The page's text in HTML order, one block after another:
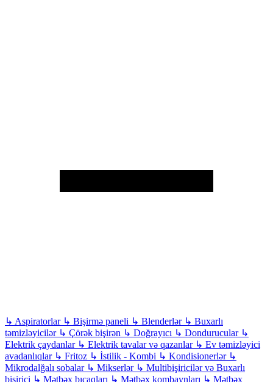
↳ Aspiratorlar ↳ Bişirmə paneli ↳ Blenderlər ↳ Buxarlı
təmizləyicilər ↳ Çörək bişirən ↳ Doğrayıcı ↳ Dondurucular ↳
Elektrik çaydanlar ↳ Elektrik tavalar və qazanlar ↳ Ev təmizləyici
avadanlıqlar ↳ Fritoz ↳ İstilik - Kombi ↳ Kondisionerlər ↳
Mikrodalğalı sobalar ↳ Mikserlər ↳ Multibişiricilər və Buxarlı
bişirici ↳ Mətbəx bıçaqları ↳ Mətbəx kombaynları ↳ Mətbəx